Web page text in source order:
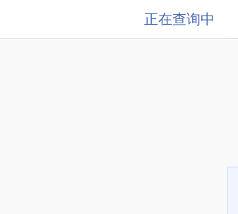
正在查询中